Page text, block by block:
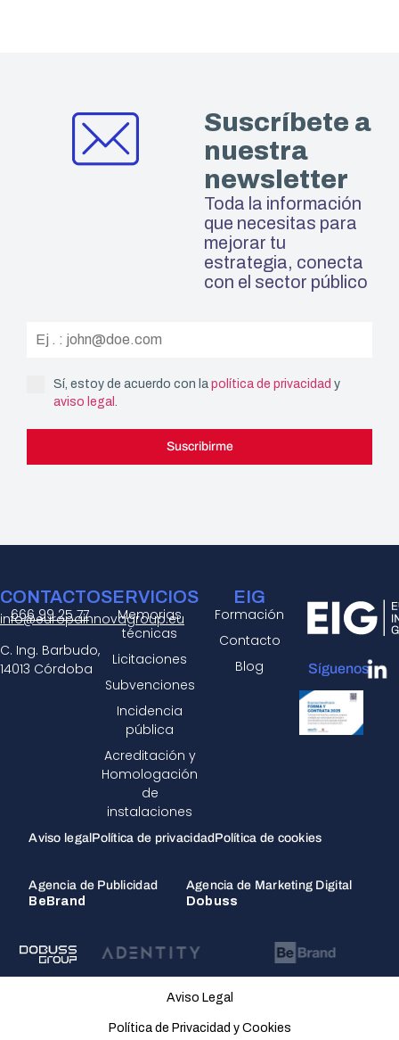
Suscríbete a
nuestra
newsletter
Toda la información
que necesitas para
mejorar tu
estrategia, conecta
con el sector público
Sí, estoy de acuerdo con la política de privacidad y
aviso legal .
Suscribirme
Síguenos:
EIG
Formación
Contacto
Blog
SERVICIOS
Memorias
técnicas
Licitaciones
Subvenciones
Incidencia
pública
Acreditación y
Homologación
de
instalaciones
CONTACTO
666 99 25 77
info@europainnovagroup.eu
C. Ing. Barbudo,
14013 Córdoba
Aviso legal Política de privacidad Política de cookies
Agencia de Publicidad
BeBrand
Agencia de Marketing Digital
Dobuss
Aviso Legal
Política de Privacidad y Cookies